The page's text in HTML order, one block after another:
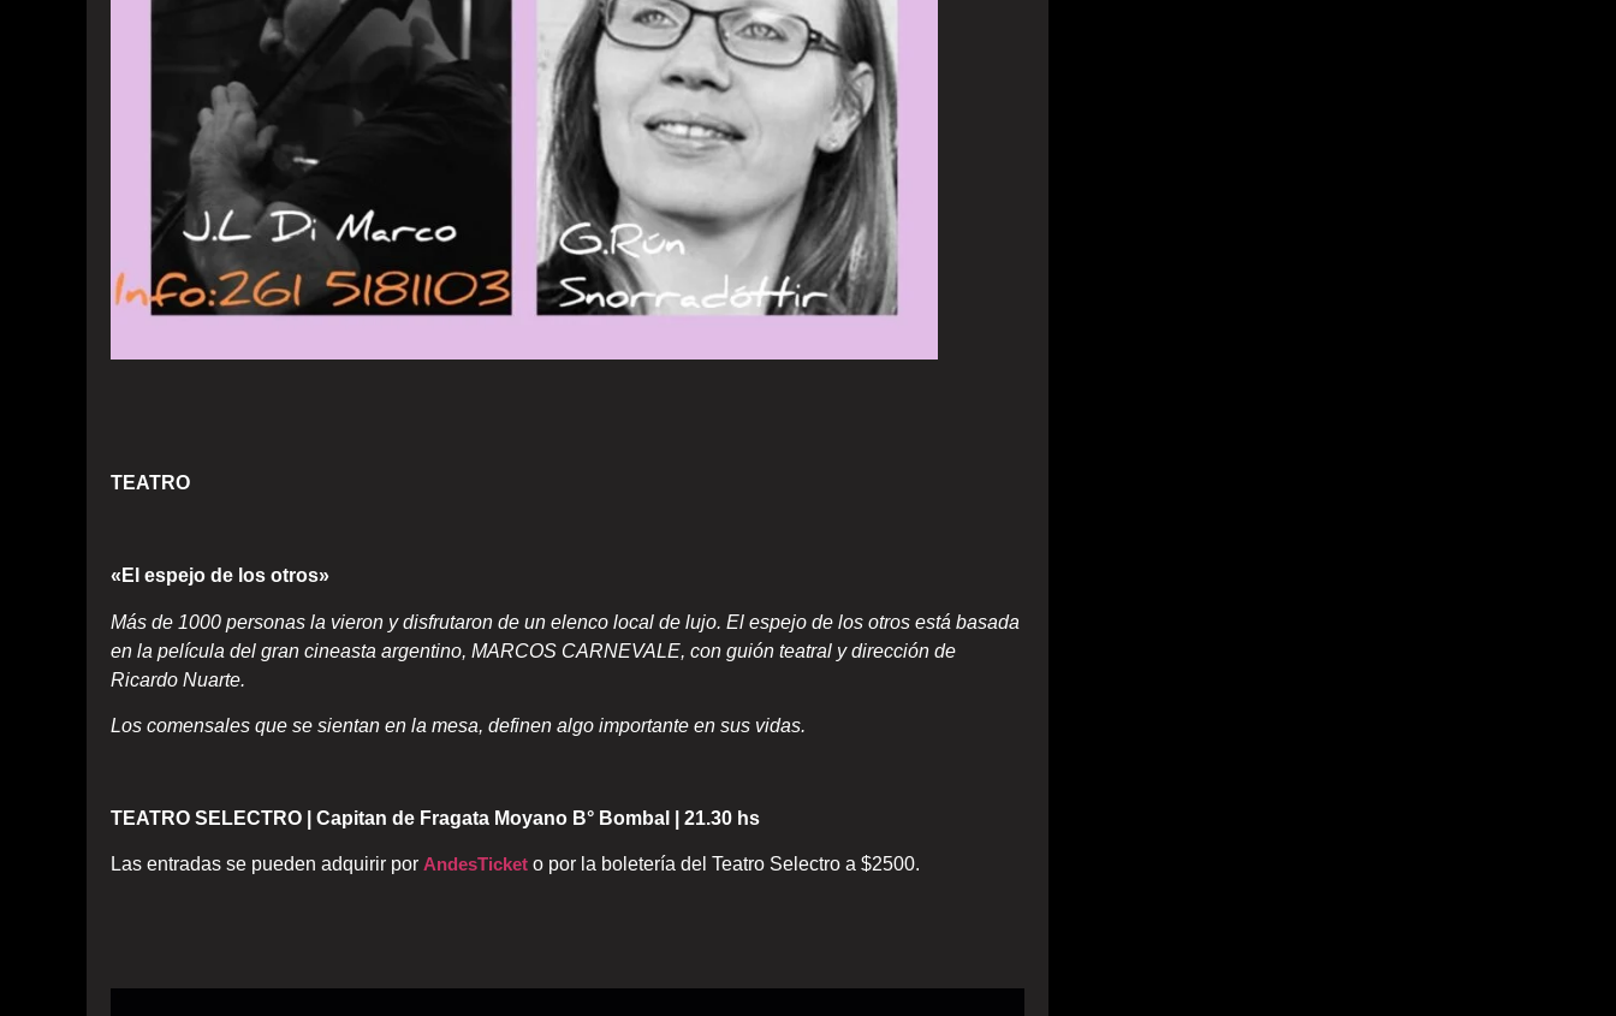
TEATRO
«El espejo de los otros»
Más de 1000 personas la vieron y disfrutaron de un elenco local de lujo. El espejo de los otros está basada
en la película del gran cineasta argentino, MARCOS CARNEVALE, con guión teatral y dirección de
Ricardo Nuarte.
Los comensales que se sientan en la mesa, definen algo importante en sus vidas.
TEATRO SELECTRO | Capitan de Fragata Moyano B° Bombal | 21.30 hs
Las entradas se pueden adquirir por AndesTicket o por la boletería del Teatro Selectro a $2500.